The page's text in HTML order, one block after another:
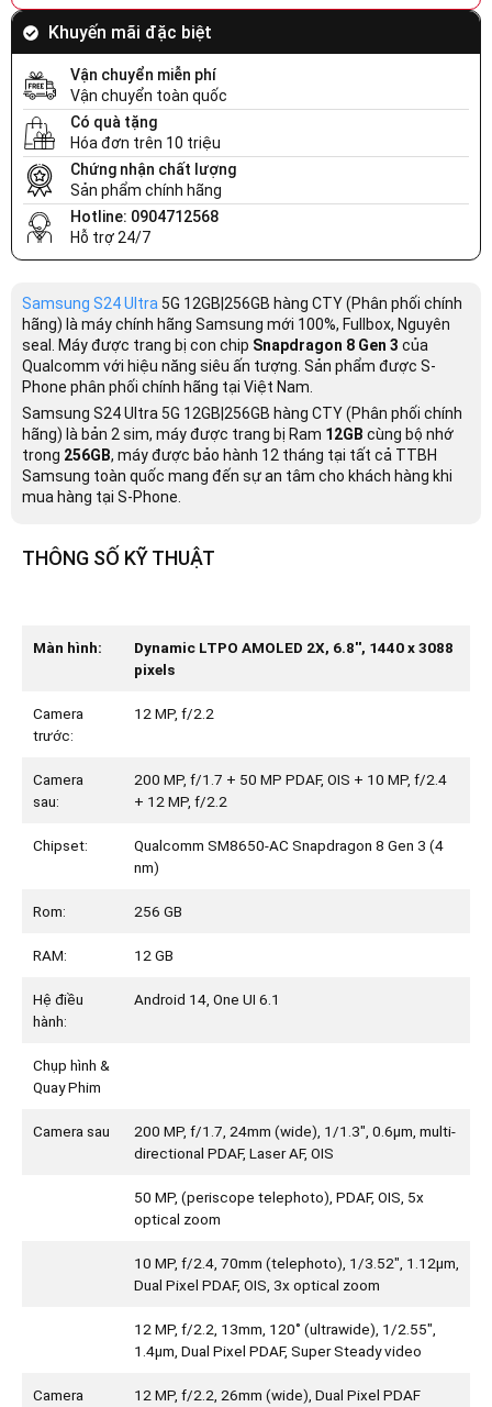
Khuyến mãi đặc biệt
Vận chuyển miễn phí
Vận chuyển toàn quốc
Có quà tặng
Hóa đơn trên 10 triệu
Chứng nhận chất lượng
Sản phẩm chính hãng
Hotline: 0904712568
Hỗ trợ 24/7
Samsung S24 Ultra 5G 12GB|256GB hàng CTY (Phân phối chính
hãng) là máy chính hãng Samsung mới 100%, Fullbox, Nguyên
seal. Máy được trang bị con chip Snapdragon 8 Gen 3 của
Qualcomm với hiệu năng siêu ấn tượng. Sản phẩm được S-
Phone phân phối chính hãng tại Việt Nam.
Samsung S24 Ultra 5G 12GB|256GB hàng CTY (Phân phối chính
hãng) là bản 2 sim, máy được trang bị Ram 12GB cùng bộ nhớ
trong 256GB, máy được bảo hành 12 tháng tại tất cả TTBH
Samsung toàn quốc mang đến sự an tâm cho khách hàng khi
mua hàng tại S-Phone.
THÔNG SỐ KỸ THUẬT
Màn hình:
Dynamic LTPO AMOLED 2X, 6.8'', 1440 x 3088
pixels
Camera
trước:
12 MP, f/2.2
Camera
sau:
200 MP, f/1.7 + 50 MP PDAF, OIS + 10 MP, f/2.4
+ 12 MP, f/2.2
Chipset:
Qualcomm SM8650-AC Snapdragon 8 Gen 3 (4
nm)
Rom: 256 GB
RAM: 12 GB
Hệ điều
hành:
Android 14, One UI 6.1
Chụp hình &
Quay Phim
Camera sau
200 MP, f/1.7, 24mm (wide), 1/1.3", 0.6µm, multi-
directional PDAF, Laser AF, OIS
50 MP, (periscope telephoto), PDAF, OIS, 5x
optical zoom
10 MP, f/2.4, 70mm (telephoto), 1/3.52", 1.12µm,
Dual Pixel PDAF, OIS, 3x optical zoom
12 MP, f/2.2, 13mm, 120˚ (ultrawide), 1/2.55",
1.4µm, Dual Pixel PDAF, Super Steady video
Camera
12 MP, f/2.2, 26mm (wide), Dual Pixel PDAF